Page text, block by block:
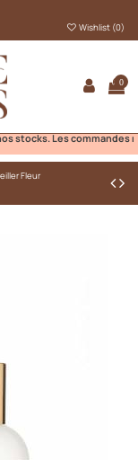
Wishlist (0)
0
Les commandes
Fleur